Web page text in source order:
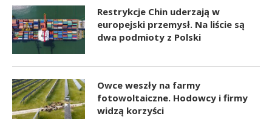
Restrykcje Chin uderzają w
europejski przemysł. Na liście są
dwa podmioty z Polski
Owce weszły na farmy
fotowoltaiczne. Hodowcy i firmy
widzą korzyści